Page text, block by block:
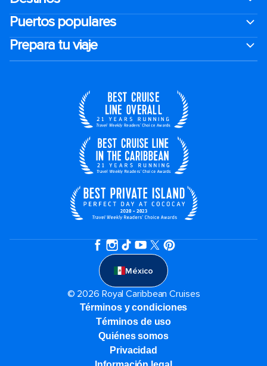
Puertos populares
Prepara tu viaje
México
© 2026 Royal Caribbean Cruises
Términos y condiciones
Términos de uso
Quiénes somos
Privacidad